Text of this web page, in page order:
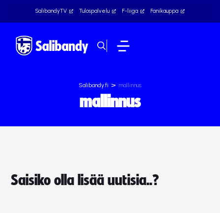
SalibandyTV Tulospalvelu F-liiga Fanikauppa
Salibandy.fi > mallinnus
mallinnus
Saisiko olla lisää uutisia..?